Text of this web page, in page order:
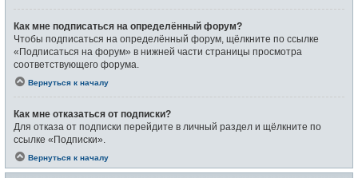
Как мне подписаться на определённый форум?
Чтобы подписаться на определённый форум, щёлкните по ссылке
«Подписаться на форум» в нижней части страницы просмотра
соответствующего форума.
Вернуться к началу
Как мне отказаться от подписки?
Для отказа от подписки перейдите в личный раздел и щёлкните по
ссылке «Подписки».
Вернуться к началу